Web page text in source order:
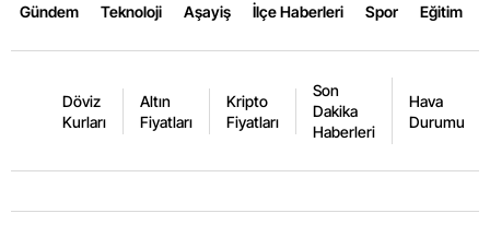
Gündem Teknoloji Aşayiş İlçe Haberleri Spor Eğitim
Döviz
Kurları
Altın
Fiyatları
Kripto
Fiyatları
Son
Dakika
Haberleri
Hava
Durumu